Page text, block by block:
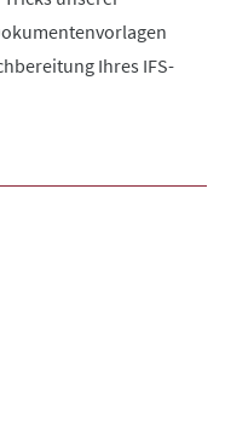
Ihres IFS-